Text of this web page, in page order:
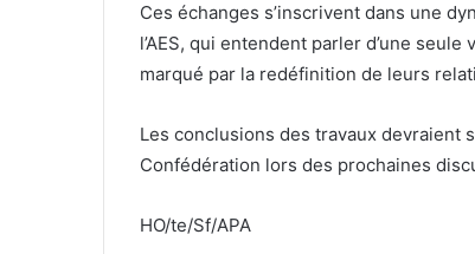
Ces échanges s’inscrivent dans une
l’AES, qui entendent parler d’une
marqué par la redéfinition de leurs
Les conclusions des travaux devraient
Confédération lors des prochaines
HO/te/Sf/APA